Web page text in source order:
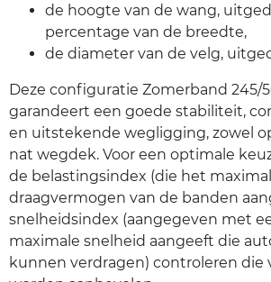
de hoogte van de wang,
percentage van de breedte,
de diameter van de velg,
Deze configuratie Zomerband 245/
garandeert een goede stabiliteit,
en uitstekende wegligging, zowel
nat wegdek. Voor een optimale
de belastingsindex (die het
draagvermogen van de banden
snelheidsindex (aangegeven met
maximale snelheid aangeeft die
kunnen verdragen) controleren die